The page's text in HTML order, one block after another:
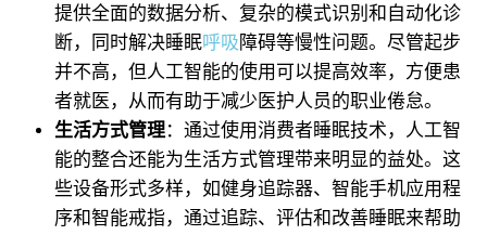
提供全面的数据分析、复杂的模式识别和自动化诊
断，同时解决睡眠呼吸障碍等慢性问题。尽管起步
并不高，但人工智能的使用可以提高效率，方便患
者就医，从而有助于减少医护人员的职业倦怠。
生活方式管理：通过使用消费者睡眠技术，人工智
能的整合还能为生活方式管理带来明显的益处。这
些设备形式多样，如健身追踪器、智能手机应用程
序和智能戒指，通过追踪、评估和改善睡眠来帮助